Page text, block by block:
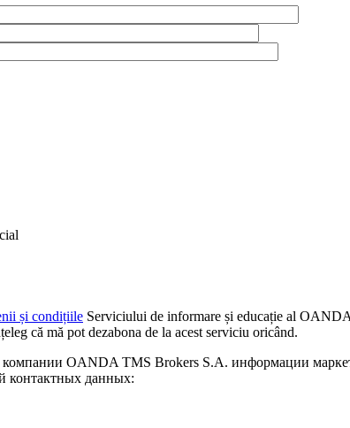
și condițiile Serviciului de informare și educație al
că mă pot dezabona de la acest serviciu oricând.
OANDA TMS Brokers S.A. информации
контактных данных: